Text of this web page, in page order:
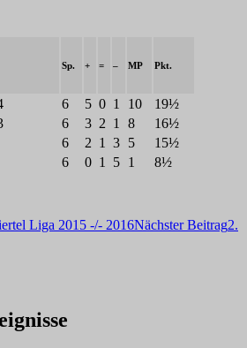
Sp. + = – MP Pkt.
6 5 0 1 10
19½
6 3 2 1 8
16½
6 2 1 3 5
15½
6 0 1 5 1 8½
Liga 2015 -/- 2016Nächster Beitrag2.